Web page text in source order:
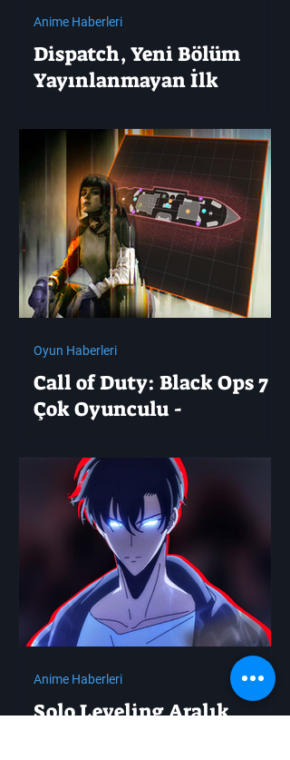
Dispatch, Yeni Bölüm
Yayınlanmayan İlk
Hayranlarına Mesaj
Yayımladı
Anime Haberleri
Call of Duty: Black Ops 7
Çok Oyunculu -
Geçirildi
Oyun Haberleri
Solo Leveling Aralık
Anime Haberleri